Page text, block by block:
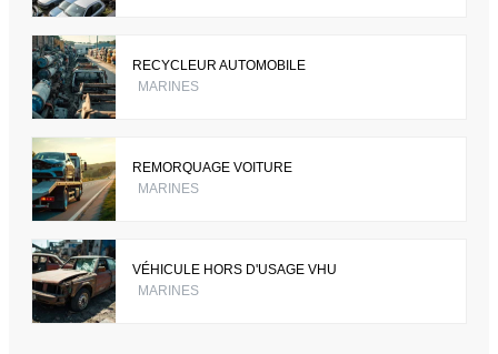
RECYCLEUR AUTOMOBILE
MARINES
REMORQUAGE VOITURE
MARINES
VÉHICULE HORS D'USAGE VHU
MARINES